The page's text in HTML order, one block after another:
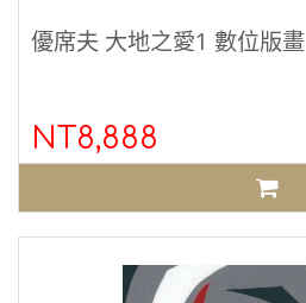
優席夫 大地之愛1 數位版畫
NT8,888